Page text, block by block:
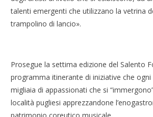
talenti emergenti che utilizzano la vetrina
trampolino di lancio».
Prosegue la settima edizione del Salento
programma itinerante di iniziative che
migliaia di appassionati che si
località pugliesi apprezzandone